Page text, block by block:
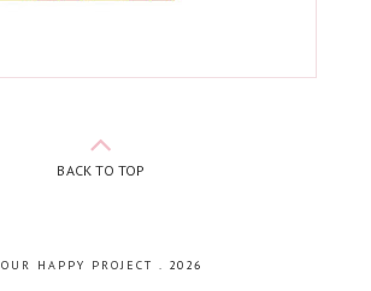
BACK TO TOP
OUR HAPPY PROJECT . 2026